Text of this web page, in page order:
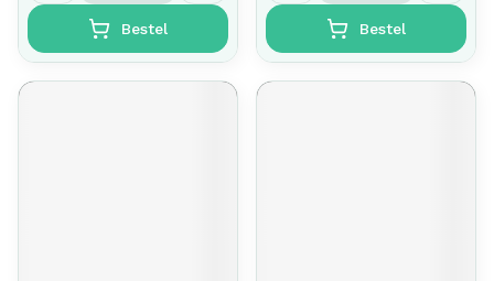
Bestel Bestel